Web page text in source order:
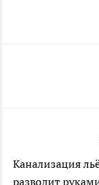
Канализация
разводит